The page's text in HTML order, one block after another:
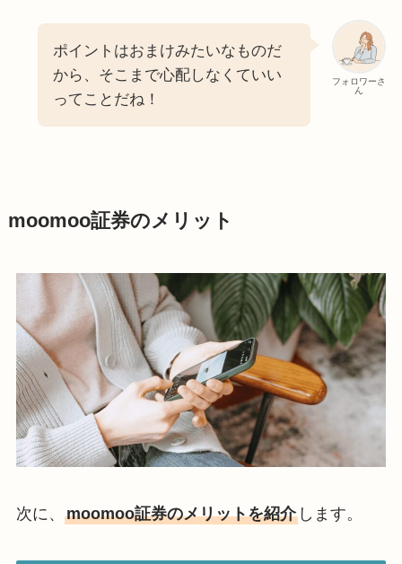
フォロワーさ
ん
ポイントはおまけみたいなものだ
から、そこまで心配しなくていい
ってことだね！
moomoo証券のメリット
次に、 moomoo証券のメリットを紹介します。